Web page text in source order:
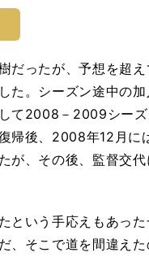
ったが、予想を超え
た。シーズン途中の加
て2008－2009シー
帰後、2008年12月に
が、その後、監督交代
という手応えもあっ
、そこで道を間違えた